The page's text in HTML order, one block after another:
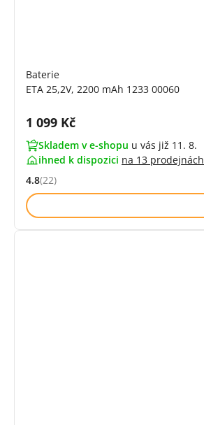
Baterie
ETA 25,2V, 2200 mAh 1233 00060
Cena s DPH:
1 099 Kč
Skladem v e-shopu u vás již 11. 8.
ihned k dispozici na 13 prodejnách
Hodnocení: 4.8 z 5 (22 recenzí)
4.8(22)